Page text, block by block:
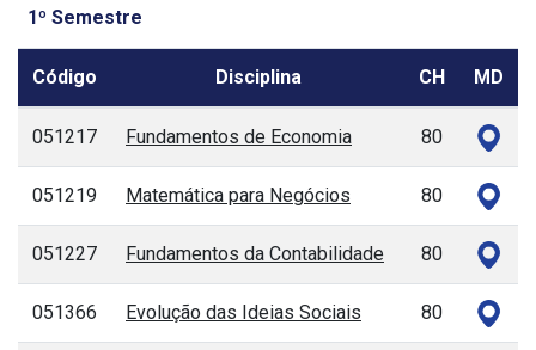
1º Semestre
Código Disciplina CH MD
051217 Fundamentos de Economia 80
051219 Matemática para Negócios 80
051227 Fundamentos da Contabilidade 80
051366 Evolução das Ideias Sociais 80